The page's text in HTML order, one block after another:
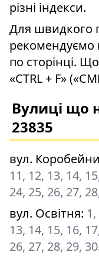
різні індекси.
Для швидкого
рекомендуємо
по сторінці.
«CTRL + F»
Вулиці що
23835
вул.
11, 12, 13, 14,
24, 25, 26, 27,
вул. Освітня:
13, 14, 15, 16,
26, 27, 28, 29, 30